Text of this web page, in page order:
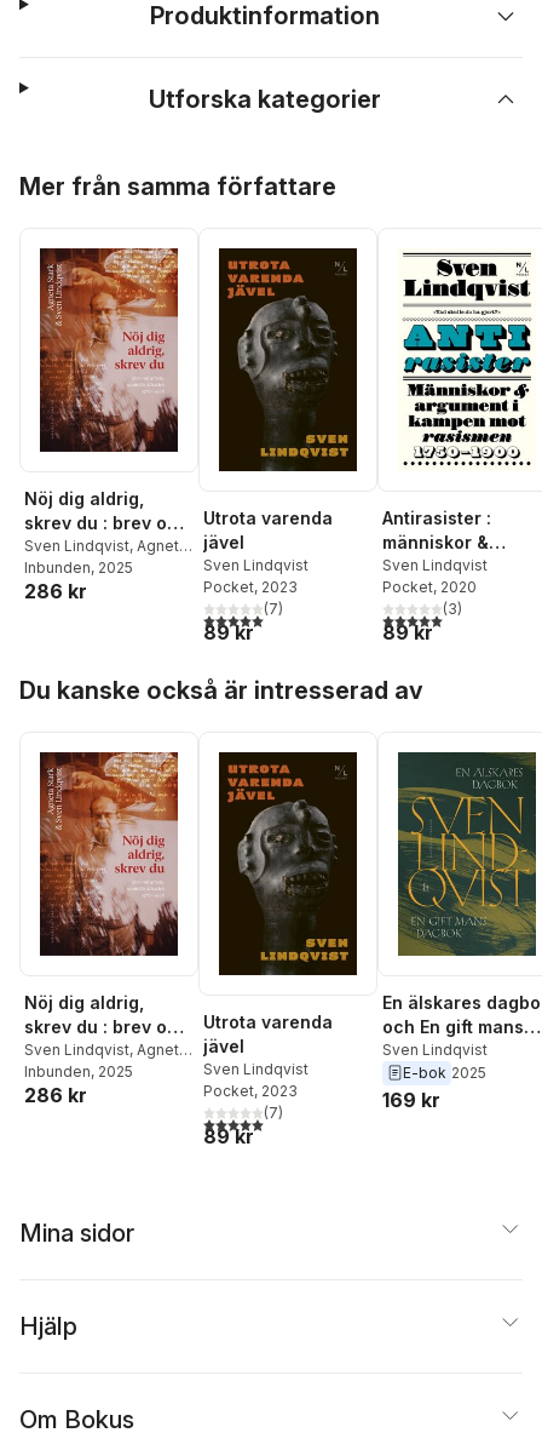
Produktinformation
Utforska kategorier
Mer från samma författare
Nöj dig aldrig,
skrev du : brev om
arbete, samhälle
och kärlek 1978-
1986
Sven Lindqvist, Agneta
Stark
Inbunden, 2025
286 kr
Utrota varenda
jävel
Sven Lindqvist
Pocket, 2023
5,0utav 5 stjärnor. Totalt antal röster:
(7)
89 kr
Antirasister :
människor &
argument i
mot rasismen
1900
Sven Lindqvist
Pocket, 2020
5,0utav 5 stjärnor.
(3)
89 kr
Du kanske också är intresserad av
Nöj dig aldrig,
skrev du : brev om
arbete, samhälle
och kärlek 1978-
1986
Sven Lindqvist, Agneta
Stark
Inbunden, 2025
286 kr
Utrota varenda
jävel
Sven Lindqvist
Pocket, 2023
5,0utav 5 stjärnor. Totalt antal röster:
(7)
89 kr
En älskares
och En gift mans
dagbok
Sven Lindqvist
E-bok 2025
169 kr
Mina sidor
Hjälp
Om Bokus